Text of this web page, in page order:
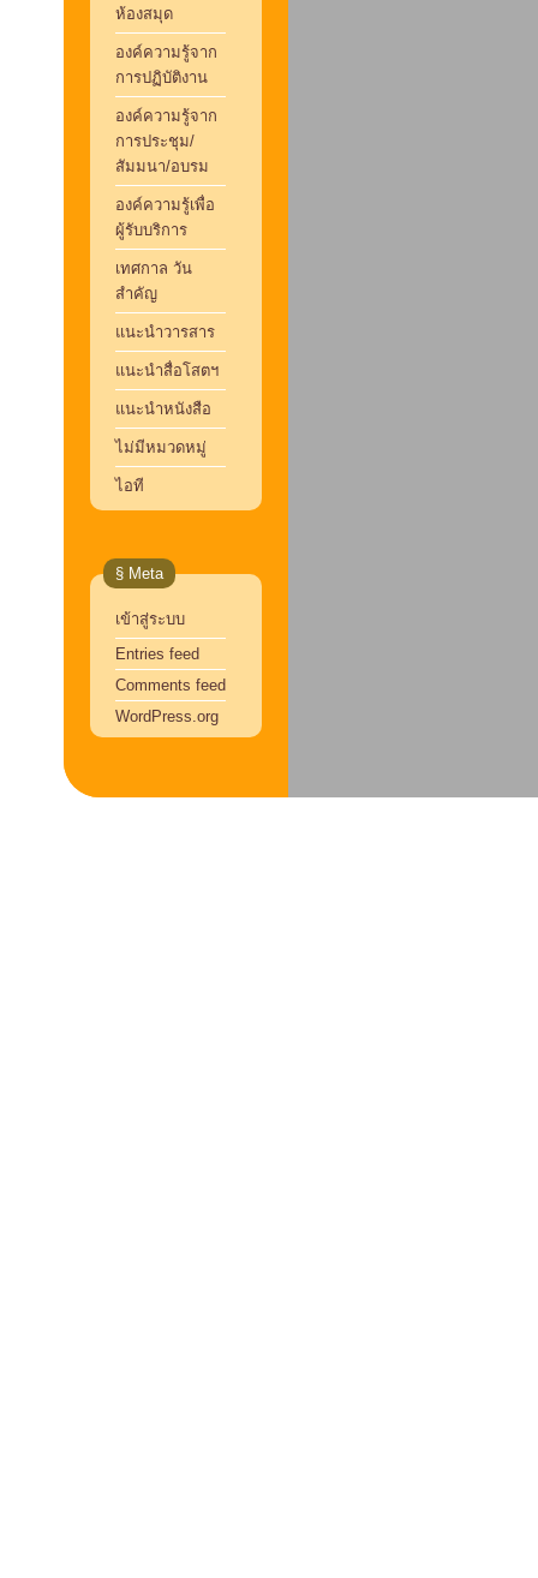
ห้องสมุด
องค์ความรู้จาก
การปฏิบัติงาน
องค์ความรู้จาก
การประชุม/
สัมมนา/อบรม
องค์ความรู้เพื่อ
ผู้รับบริการ
เทศกาล วัน
สำคัญ
แนะนำวารสาร
แนะนำสื่อโสตฯ
แนะนำหนังสือ
ไม่มีหมวดหมู่
ไอที
§ Meta
เข้าสู่ระบบ
Entries feed
Comments feed
WordPress.org